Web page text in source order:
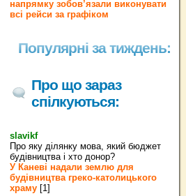
напрямку зобов’язали виконувати
всі рейси за графіком
Популярні за тиждень:
Про що зараз
спілкуються:
slavikf
Про яку ділянку мова, який бюджет
будівництва і хто донор?
У Каневі надали землю для
будівництва греко‐католицького
храму [1]